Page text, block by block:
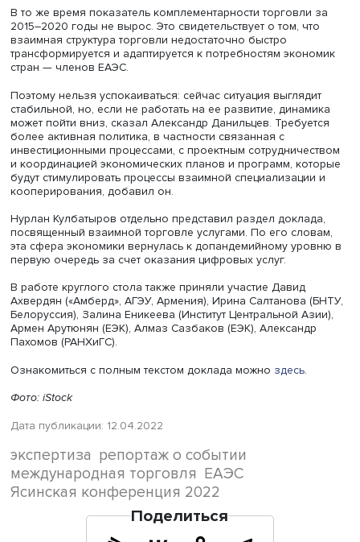
Александр Данильцев, фото: Максим Григорьев / Росконгресс
Он отметил, что «создание сначала Таможенного
затем ЕАЭС позволило переломить негативную
развитии торговли как в качественном, так и в
количественном отношении». С 2017 года цепочки
добавленной стоимости переориентируются в сторону
взаимодействия стран-членов между собой, а не с
странами.
В то же время показатель комплементарности
2015–2020 годы не вырос. Это свидетельствует о том,
взаимная структура торговли недостаточно быстро
стран — членов ЕАЭС.
Поэтому нельзя успокаиваться: сейчас ситуация
стабильной, но, если не работать на ее развитие,
может пойти вниз, сказал Александр Данильцев.
более активная политика, в частности связанная с
инвестиционными процессами, с проектным
и координацией экономических планов и программ,